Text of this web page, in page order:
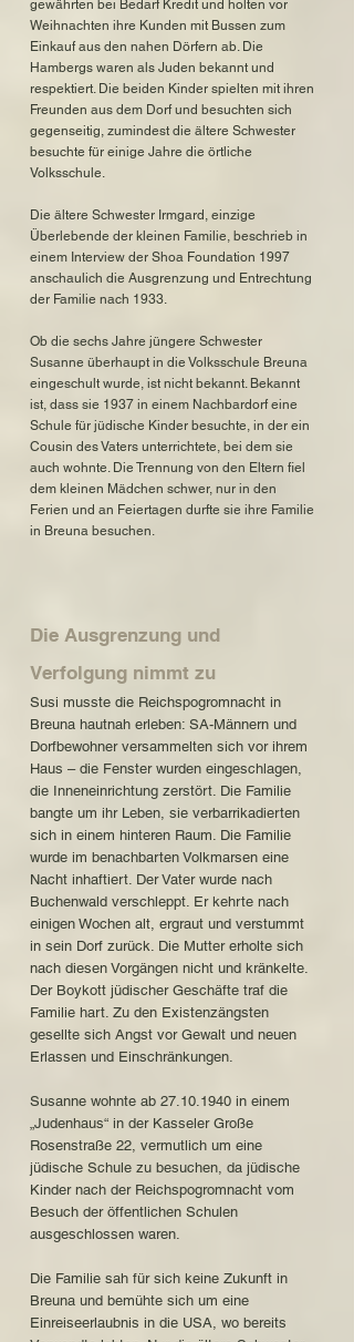
gewährten bei Bedarf Kredit und holten vor
Weihnachten ihre Kunden mit Bussen zum
Einkauf aus den nahen Dörfern ab. Die
Hambergs waren als Juden bekannt und
respektiert. Die beiden Kinder spielten mit ihren
Freunden aus dem Dorf und besuchten sich
gegenseitig, zumindest die ältere Schwester
besuchte für einige Jahre die örtliche
Volksschule.
Die ältere Schwester Irmgard, einzige
Überlebende der kleinen Familie, beschrieb in
einem Interview der Shoa Foundation 1997
anschaulich die Ausgrenzung und Entrechtung
der Familie nach 1933.
Ob die sechs Jahre jüngere Schwester
Susanne überhaupt in die Volksschule Breuna
eingeschult wurde, ist nicht bekannt. Bekannt
ist, dass sie 1937 in einem Nachbardorf eine
Schule für jüdische Kinder besuchte, in der ein
Cousin des Vaters unterrichtete, bei dem sie
auch wohnte. Die Trennung von den Eltern fiel
dem kleinen Mädchen schwer, nur in den
Ferien und an Feiertagen durfte sie ihre Familie
in Breuna besuchen.
Die Ausgrenzung und
Verfolgung nimmt zu
Susi musste die Reichspogromnacht in
Breuna hautnah erleben: SA-Männern und
Dorfbewohner versammelten sich vor ihrem
Haus – die Fenster wurden eingeschlagen,
die Inneneinrichtung zerstört. Die Familie
bangte um ihr Leben, sie verbarrikadierten
sich in einem hinteren Raum. Die Familie
wurde im benachbarten Volkmarsen eine
Nacht inhaftiert. Der Vater wurde nach
Buchenwald verschleppt. Er kehrte nach
einigen Wochen alt, ergraut und verstummt
in sein Dorf zurück. Die Mutter erholte sich
nach diesen Vorgängen nicht und kränkelte.
Der Boykott jüdischer Geschäfte traf die
Familie hart. Zu den Existenzängsten
gesellte sich Angst vor Gewalt und neuen
Erlassen und Einschränkungen.
Susanne wohnte ab 27.10.1940 in einem
„Judenhaus“ in der Kasseler Große
Rosenstraße 22, vermutlich um eine
jüdische Schule zu besuchen, da jüdische
Kinder nach der Reichspogromnacht vom
Besuch der öffentlichen Schulen
ausgeschlossen waren.
Die Familie sah für sich keine Zukunft in
Breuna und bemühte sich um eine
Einreiseerlaubnis in die USA, wo bereits